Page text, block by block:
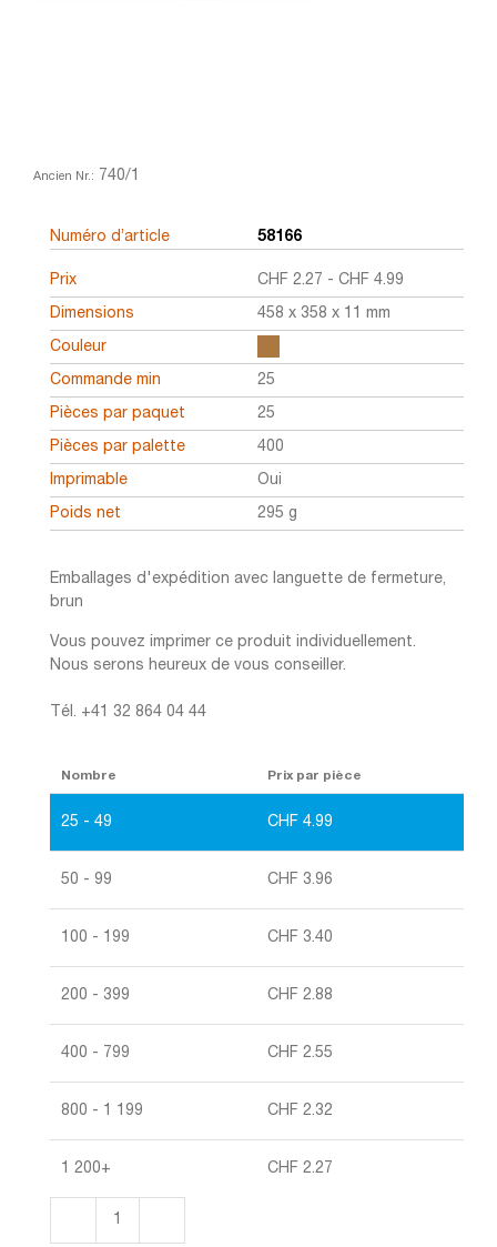
Ancien Nr.: 740/1
Numéro d’article 58166
Prix CHF 2.27 - CHF 4.99
Dimensions 458 x 358 x 11 mm
Couleur
Commande min 25
Pièces par paquet 25
Pièces par palette 400
Imprimable Oui
Poids net 295 g
Emballages d'expédition avec languette de fermeture,
brun
Vous pouvez imprimer ce produit individuellement.
Nous serons heureux de vous conseiller.
Tél. +41 32 864 04 44
Nombre Prix par pièce
25 - 49 CHF 4.99
50 - 99 CHF 3.96
100 - 199 CHF 3.40
200 - 399 CHF 2.88
400 - 799 CHF 2.55
800 - 1 199 CHF 2.32
1 200+ CHF 2.27